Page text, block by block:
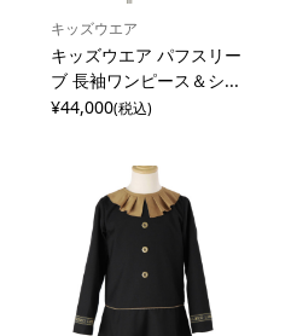
キッズウエア
キッズウエア パフスリー
ブ 長袖ワンピース＆シ...
¥44,000(税込)